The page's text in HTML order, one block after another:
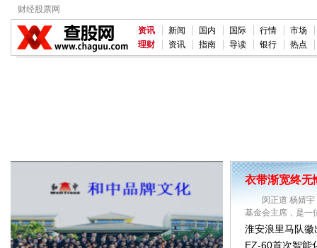
财经股票网
资讯 新闻 国内 国际 行情
市场
理财
资讯 指南 导读 银行 热点
衣带渐宽终
闵正道 杨婧
基金会主席，是一
淮安浪里马队
EZ-60首次智能